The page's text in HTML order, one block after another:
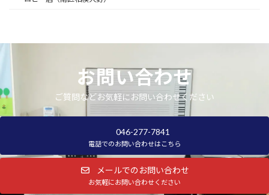
お問い合わせ
ご質問などお気軽にお問い合わせください
046-277-7841
電話でのお問い合わせはこちら
メールでのお問い合わせ
お気軽にお問い合わせください